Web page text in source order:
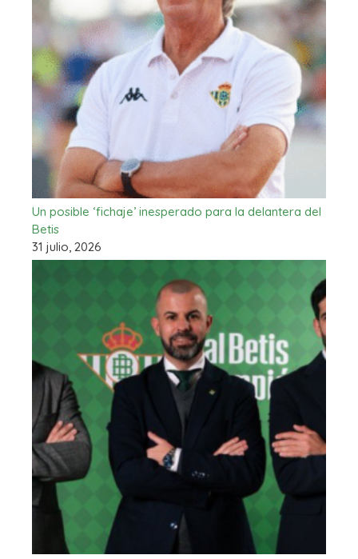
Un posible ‘fichaje’ inesperado para la delantera del
Betis
31 julio, 2026